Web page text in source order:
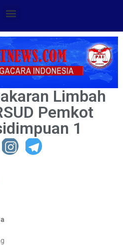
Limbah
Pemkot
1